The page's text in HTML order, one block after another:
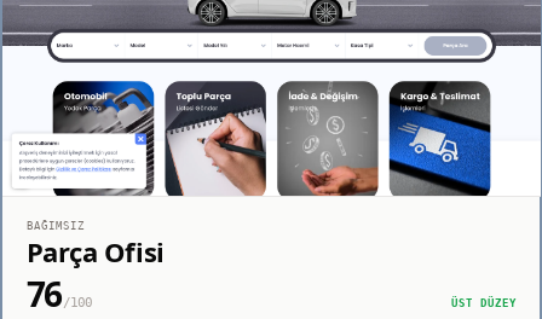
BAĞIMSIZ
Parça Ofisi
76/100 ÜST DÜZEY